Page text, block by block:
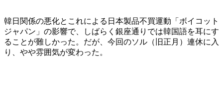
韓日関係の悪化とこれによる日本製品不買運動「ボイコット
ジャパン」の影響で、しばらく銀座通りでは韓国語を耳にす
ることが難しかった。だが、今回のソル（旧正月）連休に入
り、やや雰囲気が変わった。